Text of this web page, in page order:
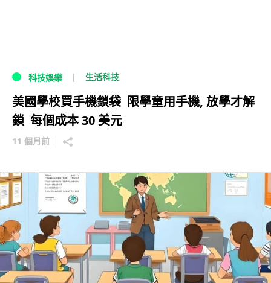
科技娛樂 生活科技
美國學校買手機鎖袋 限學童用手機, 放學才解
鎖 每個成本 30 美元
11 個月前